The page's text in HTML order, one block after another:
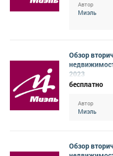
Автор
Миэль
Обзор
2023
бесплатно
Автор
Миэль
Обзор